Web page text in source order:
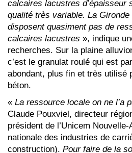
calcaires lacustres d’épaisseur
qualité très variable. La
disposent quasiment pas de
calcaires lacustres », indique
recherches. Sur la plaine
c’est le granulat roulé qui est
abondant, plus fin et très utilisé
béton.
« La ressource locale on ne l’a
Claude Pouxviel, directeur
président de l’Unicem
nationale des industries de
construction). Pour faire de la